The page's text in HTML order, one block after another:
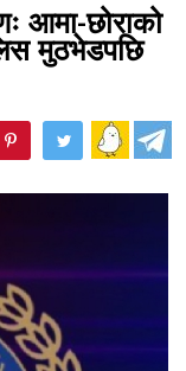
आमा-छोराको
मुठभेडपछि